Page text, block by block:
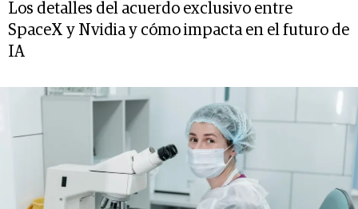
Los detalles del acuerdo exclusivo entre
SpaceX y Nvidia y cómo impacta en el futuro de
IA